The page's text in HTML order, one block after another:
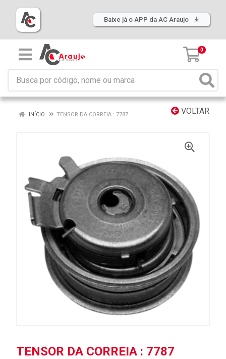
Baixe já o APP da AC Araujo
0
VOLTAR
INÍCIO TENSOR DA CORREIA : 7787
TENSOR DA CORREIA : 7787